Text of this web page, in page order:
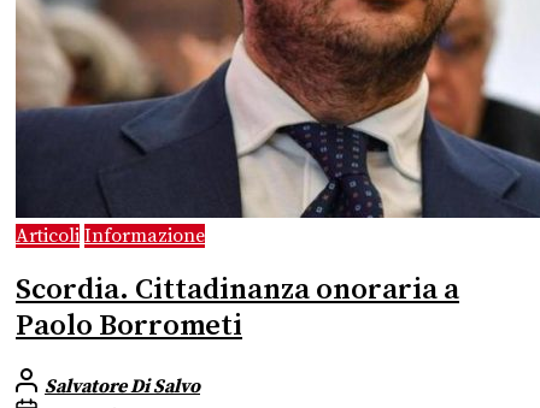
Articoli Informazione
Scordia. Cittadinanza onoraria a
Paolo Borrometi
Salvatore Di Salvo